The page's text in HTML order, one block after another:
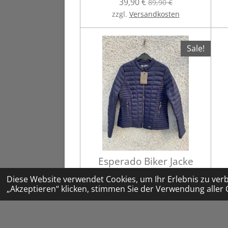
Diese Website verwendet Cookies, um Ihr Erlebnis zu
„Akzeptieren“ klicken, stimmen Sie der Verwendung aller
89,90 €
zzgl. Versandkosten
Sale!
Esperado Biker Jacke
navy gr L und XL Art.318
39,90 € 79,95 €
zzgl.Versandkosten